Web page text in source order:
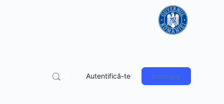
Autentifică-te Înscriere